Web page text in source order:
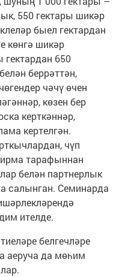
550 гектары шикәр
быел гектардан
көнгә шикәр
650
беррәттән,
чәчү өчен
көзен бер
керткәннәр,
кертелгән.
чүп
тарафыннан
белән партнерлык
салынган. Семинарда
ителде.
белгеч­ләре
аеруча да мөһим